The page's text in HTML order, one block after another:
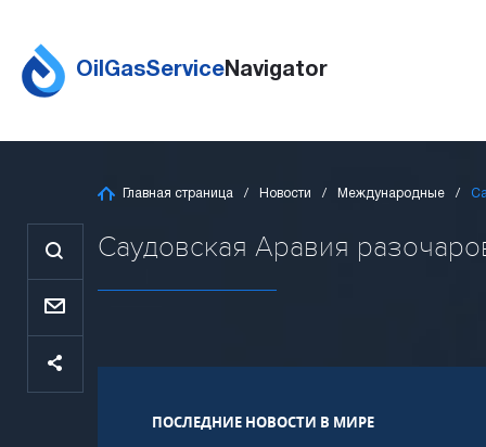
OilGasServiceNavigator
Главная страница Новости Международные
Саудовская Аравия
ПОСЛЕДНИЕ НОВОСТИ В МИРЕ